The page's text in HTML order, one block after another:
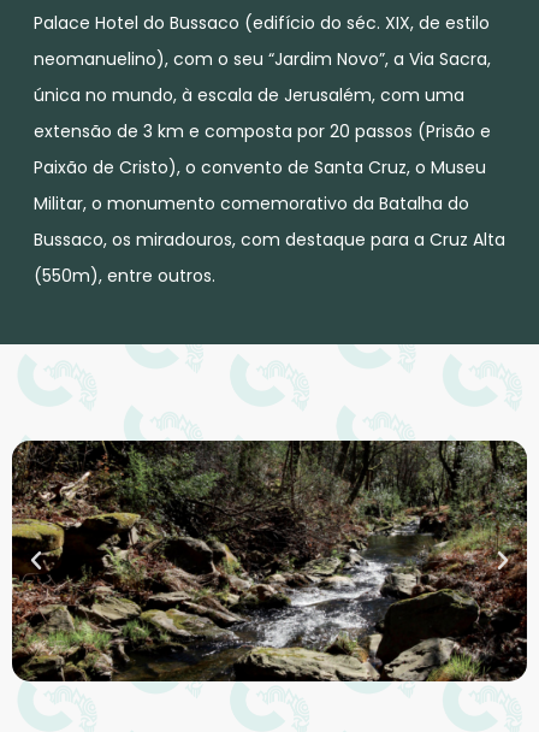
Palace Hotel do Bussaco (edifício do séc. XIX, de estilo
neomanuelino), com o seu “Jardim Novo”, a Via Sacra,
única no mundo, à escala de Jerusalém, com uma
extensão de 3 km e composta por 20 passos (Prisão e
Paixão de Cristo), o convento de Santa Cruz, o Museu
Militar, o monumento comemorativo da Batalha do
Bussaco, os miradouros, com destaque para a Cruz Alta
(550m), entre outros.